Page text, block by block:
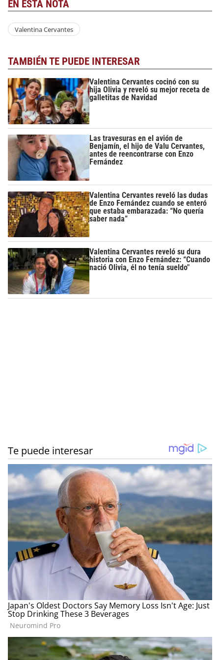
EN ESTA NOTA
Valentina Cervantes
TAMBIÉN TE PUEDE INTERESAR
Valentina Cervantes cocinó con su
hija Olivia y reveló su mejor receta de
galletitas de Navidad
Las travesuras en el avión de
Benjamín, el hijo de Valu Cervantes,
antes de reencontrarse con Enzo
Fernández
Valentina Cervantes reveló las dudas
de Enzo Fernández cuando se enteró
que estaba embarazada: “No quería
saber nada”
Valentina Cervantes reveló su dura
historia con Enzo Fernández: “Cuando
nació Olivia, él no tenía sueldo"